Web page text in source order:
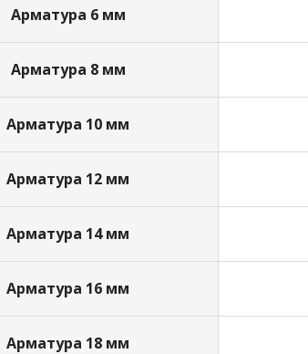
Арматура 6 мм
Арматура 8 мм
Арматура 10 мм
Арматура 12 мм
Арматура 14 мм
Арматура 16 мм
Арматура 18 мм